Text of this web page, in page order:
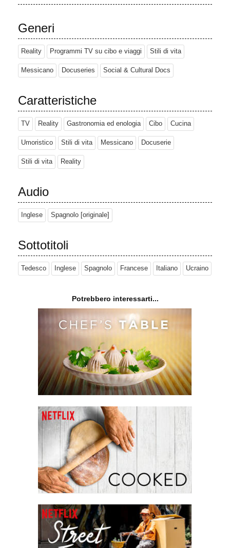
Generi
Reality Programmi TV su cibo e viaggi Stili di vita
Messicano Docuseries Social & Cultural Docs
Caratteristiche
TV Reality Gastronomia ed enologia Cibo Cucina
Umoristico Stili di vita Messicano Docuserie
Stili di vita Reality
Audio
Inglese Spagnolo [originale]
Sottotitoli
Tedesco Inglese Spagnolo Francese Italiano Ucraino
Potrebbero interessarti...